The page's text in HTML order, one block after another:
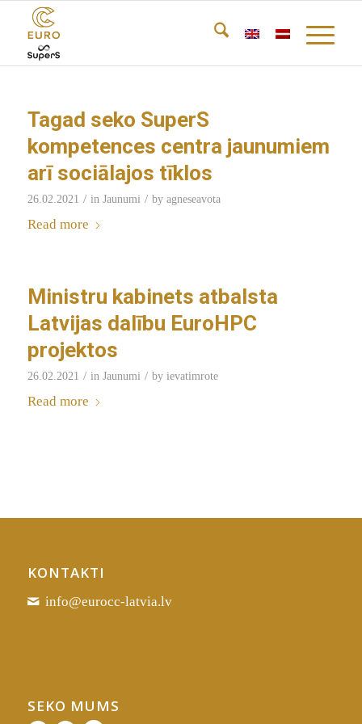
Tagad seko SuperS
kompetences centra jaunumiem
arī sociālajos tīklos
26.02.2021 / in Jaunumi / by agneseavota
Read more
Ministru kabinets atbalsta
Latvijas dalību EuroHPC
projektos
26.02.2021 / in Jaunumi / by ievatimrote
Read more
KONTAKTI
info@eurocc-latvia.lv
SEKO MUMS